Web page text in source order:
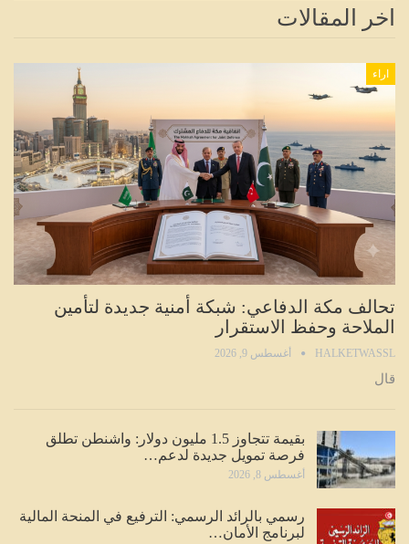
اخر المقالات
اراء
تحالف مكة الدفاعي: شبكة أمنية جديدة لتأمين
الملاحة وحفظ الاستقرار
HALKETWASSL أغسطس 9, 2026
قال
بقيمة تتجاوز 1.5 مليون دولار: واشنطن تطلق
فرصة تمويل جديدة لدعم…
أغسطس 8, 2026
رسمي بالرائد الرسمي: الترفيع في المنحة المالية
لبرنامج الأمان…